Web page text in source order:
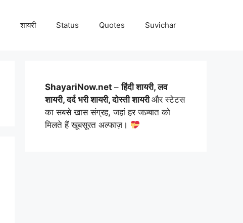
शायरी Status Quotes Suvichar
ShayariNow.net –हिंदी शायरी, लव
शायरी, दर्द भरी शायरी, दोस्ती शायरीऔर स्टेटस
का सबसे खास संग्रह, जहां हर जज़्बात को
मिलते हैं खूबसूरत अल्फाज़।